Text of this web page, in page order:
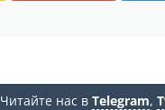
Читайте нас в Telegram,